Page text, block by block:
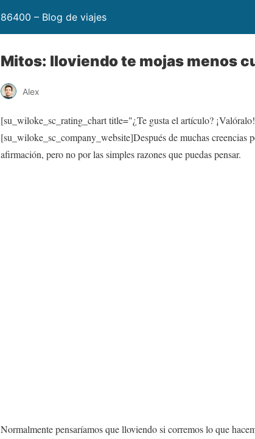
86400 – Blog de viajes
Mitos: lloviendo te mojas menos
Alex
[su_wiloke_sc_rating_chart title="¿Te gusta el artículo?
[su_wiloke_sc_company_website]Después de muchas creencias
afirmación, pero no por las simples razones que puedas pensar.
Normalmente pensaríamos que lloviendo si corremos lo que